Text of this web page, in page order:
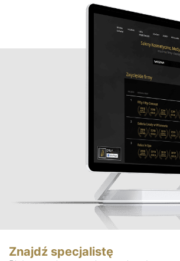
Znajdź specjalistę